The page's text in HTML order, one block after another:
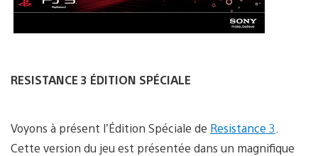
RESISTANCE 3 ÉDITION SPÉCIALE
Voyons à présent l’Édition Spéciale de Resistance 3
Cette version du jeu est présentée dans un magnifique